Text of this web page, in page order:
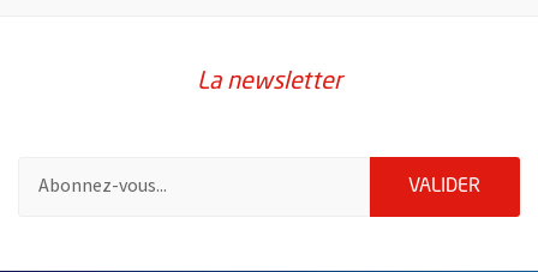
La newsletter
VALIDER